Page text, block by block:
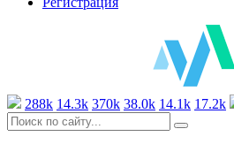
288k 14.3k 370k 38.0k 14.1k 17.2k